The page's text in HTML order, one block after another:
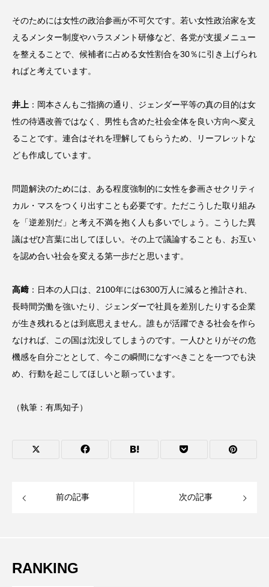
そのためには女性の政治参画が不可欠です。若い女性政治家を支
えるメンター制度やハラスメント研修など、各党が支援メニュー
を整えることで、候補者に占める女性割合を30％に引き上げられ
ればと考えています。
井上 ：岡本さんもご指摘の通り、ジェンダー平等の真の目的は女
性の待遇改善ではなく、男性も含めた社会全体を良い方向へ変え
ることです。連合はそれを理解してもらうため、リーフレットな
ども作成しています。
問題解決のためには、ある程度強制的に女性を参画させクリティ
カル・マスをつくり出すことも必要です。ただこうした取り組み
を「逆差別だ」と考え不満を抱く人も多いでしょう。こうした異
議はぜひ言葉に出してほしい。その上で議論することも、お互い
を認め合い社会を変える第一歩だと思います。
高﨑 ：日本の人口は、2100年には6300万人に減ると推計され、
長時間労働を強いたり、ジェンダーで社員を差別したりする企業
が生き残れるとは到底思えません。誰もが活躍できる社会を作ら
なければ、この国は沈没してしまうのです。一人ひとりがその危
機感を自分ごととして、今この瞬間になすべきことを一つでも決
め、行動を起こしてほしいと願っています。
（執筆：有馬知子）
前の記事 次の記事
RANKING